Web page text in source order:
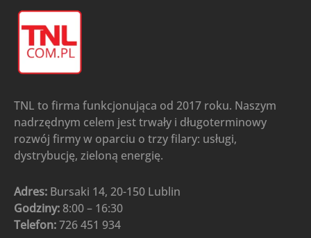
TNL to firma funkcjonująca od 2017 roku. Naszym
nadrzędnym celem jest trwały i długoterminowy
rozwój firmy w oparciu o trzy filary: usługi,
dystrybucję, zieloną energię.
Adres: Bursaki 14, 20-150 Lublin
Godziny: 8:00 – 16:30
Telefon:726 451 934